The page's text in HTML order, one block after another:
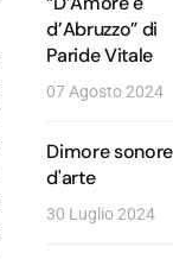
d’Abruzzo” di
Paride Vitale
07 Agosto 2024
Dimore
d'arte
30 Luglio 2024